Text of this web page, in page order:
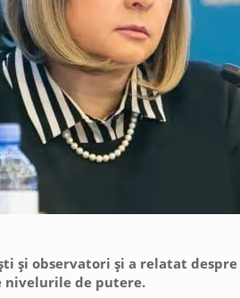
și observatori și a relatat
nivelurile de putere.